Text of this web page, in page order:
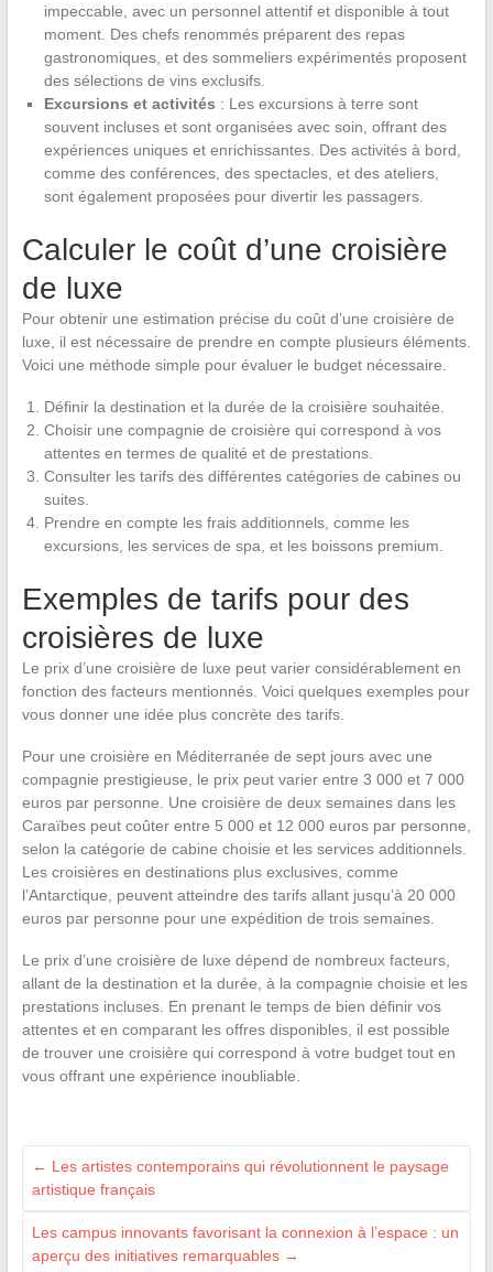
impeccable, avec un personnel attentif et disponible à tout
moment. Des chefs renommés préparent des repas
gastronomiques, et des sommeliers expérimentés proposent
des sélections de vins exclusifs.
Excursions et activités : Les excursions à terre sont
souvent incluses et sont organisées avec soin, offrant des
expériences uniques et enrichissantes. Des activités à bord,
comme des conférences, des spectacles, et des ateliers,
sont également proposées pour divertir les passagers.
Calculer le coût d’une croisière
de luxe
Pour obtenir une estimation précise du coût d’une croisière de
luxe, il est nécessaire de prendre en compte plusieurs éléments.
Voici une méthode simple pour évaluer le budget nécessaire.
Définir la destination et la durée de la croisière souhaitée.
Choisir une compagnie de croisière qui correspond à vos
attentes en termes de qualité et de prestations.
Consulter les tarifs des différentes catégories de cabines ou
suites.
Prendre en compte les frais additionnels, comme les
excursions, les services de spa, et les boissons premium.
Exemples de tarifs pour des
croisières de luxe
Le prix d’une croisière de luxe peut varier considérablement en
fonction des facteurs mentionnés. Voici quelques exemples pour
vous donner une idée plus concrète des tarifs.
Pour une croisière en Méditerranée de sept jours avec une
compagnie prestigieuse, le prix peut varier entre 3 000 et 7 000
euros par personne. Une croisière de deux semaines dans les
Caraïbes peut coûter entre 5 000 et 12 000 euros par personne,
selon la catégorie de cabine choisie et les services additionnels.
Les croisières en destinations plus exclusives, comme
l’Antarctique, peuvent atteindre des tarifs allant jusqu’à 20 000
euros par personne pour une expédition de trois semaines.
Le prix d’une croisière de luxe dépend de nombreux facteurs,
allant de la destination et la durée, à la compagnie choisie et les
prestations incluses. En prenant le temps de bien définir vos
attentes et en comparant les offres disponibles, il est possible
de trouver une croisière qui correspond à votre budget tout en
vous offrant une expérience inoubliable.
← Les artistes contemporains qui révolutionnent le paysage
artistique français
Les campus innovants favorisant la connexion à l’espace : un
aperçu des initiatives remarquables →